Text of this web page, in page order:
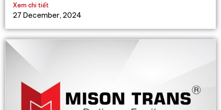
Xem chi tiết
27 December, 2024